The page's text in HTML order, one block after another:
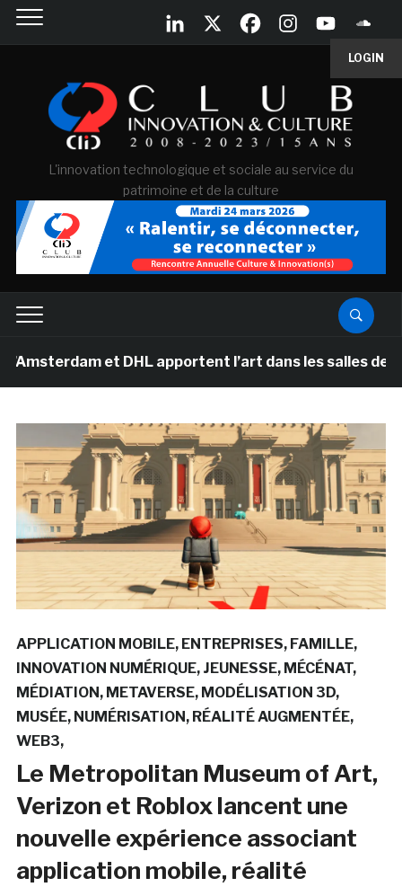
LOGIN
L'innovation technologique et sociale au service du
patrimoine et de la culture
et DHL apportent l’art dans les salles de classe
APPLICATION MOBILE ENTREPRISES FAMILLE
INNOVATION NUMÉRIQUE JEUNESSE MÉCÉNAT
MÉDIATION METAVERSE MODÉLISATION 3D
MUSÉE NUMÉRISATION RÉALITÉ AUGMENTÉE
WEB3
Le Metropolitan Museum of Art,
Verizon et Roblox lancent une
nouvelle expérience associant
application mobile, réalité